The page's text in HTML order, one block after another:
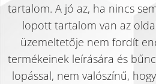
tartalom. A jó az, ha nincs
lopott tartalom van az
üzemeltetője nem fordít
termékeinek leírására és
lopással, nem valószínű,